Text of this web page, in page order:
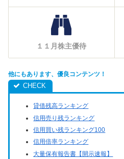
１１月株主優待
他にもあります、優良コンテンツ！
貸借残高ランキング
信用売り残ランキング
信用買い残ランキング100
信用倍率ランキング
大量保有報告書【開示速報】